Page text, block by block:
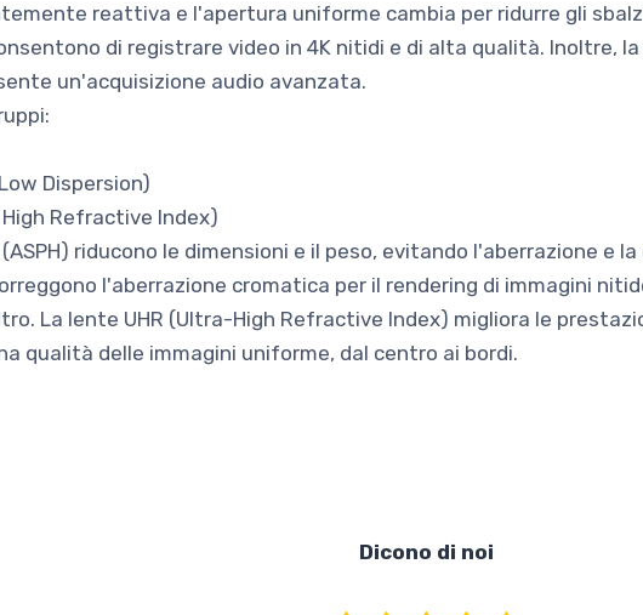
reattiva e l'apertura uniforme cambia per ridurre gli
di registrare video in 4K nitidi e di alta qualità. Inoltre,
un'acquisizione audio avanzata.
Dispersion)
Refractive Index)
riducono le dimensioni e il peso, evitando l'aberrazione e
l'aberrazione cromatica per il rendering di immagini
La lente UHR (Ultra-High Refractive Index) migliora le
qualità delle immagini uniforme, dal centro ai bordi.
Dicono di noi